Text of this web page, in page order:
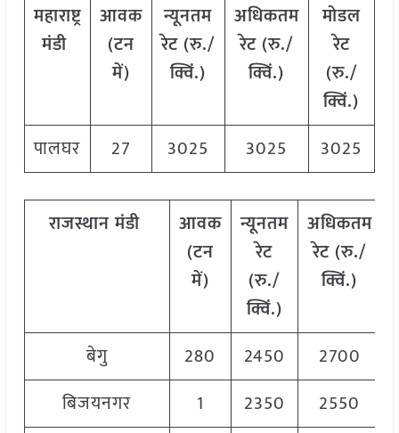
महाराष्ट्र
मंडी
आवक
(टन
में)
न्यूनतम
रेट (रु./
क्विं.)
अधिकतम
रेट (रु./
क्विं.)
मोडल
रेट
(रु./
क्विं.)
पालघर
27 3025 3025 3025
राजस्थानमंडी
आवक
(टन
में)
न्यूनतम
रेट
(रु./
क्विं.)
अधिकतम
रेट (रु./
क्विं.)
बेगु
280 2450 2700
बिजयनगर
1 2350 2550